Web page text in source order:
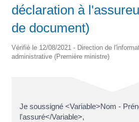
déclaration à
de document)
Vérifié le 12/08/2021 - Direction de
administrative (Première ministre)
Je soussigné <Variable>Nom -
l'assuré</Variable>,